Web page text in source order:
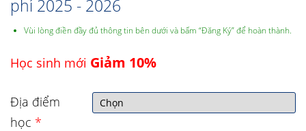
phí 2025 - 2026
Vùi lòng điền đầy đủ thông tin bên dưới và bấm “Đăng Ký” để hoàn thành.
Học sinh mới Giảm 10%
Địa điểm
học *